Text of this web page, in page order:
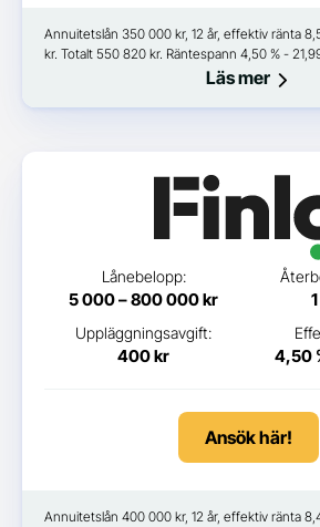
Annuitetslån 350 000 kr, 12 år, effektiv ränta
kr. Totalt 550 820 kr. Räntespann 4,50 % -
Läs mer
Lånebelopp:
5 000 – 800 000 kr
Uppläggningsavgift:
400 kr 4,50
Ansök här!
Annuitetslån 400 000 kr, 12 år, effektiv ränta